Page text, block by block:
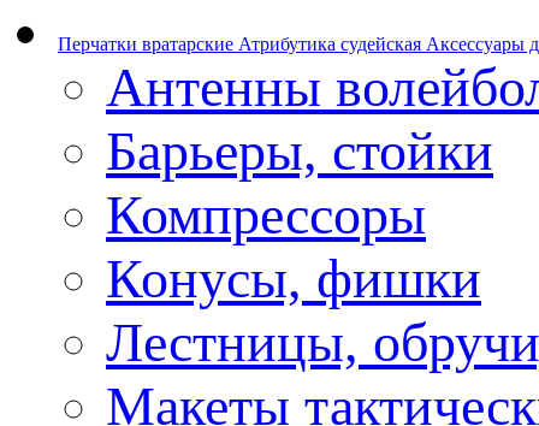
Перчатки вратарские Атрибутика судейская Аксессуары
Антенны
Барьеры, стойки
Компрессоры
Конусы, фишки
Лестницы,
Макеты